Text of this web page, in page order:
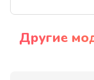
Ремонт
Другие